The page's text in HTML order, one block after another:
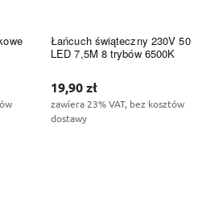
Łańcuch świąteczny 230V 50
LED 7,5M 8 trybów 6500K
19,90 zł
zawiera 23% VAT, bez kosztów
dostawy